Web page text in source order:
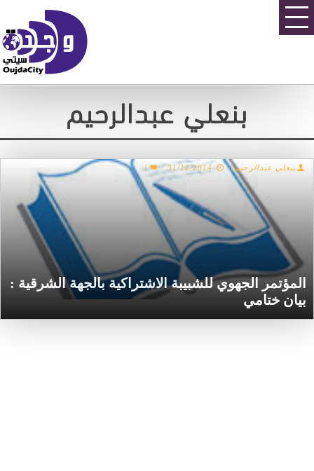
بنعلي عبدالرحيم
المؤتمر الجهوي للشبيبة الاشتراكية بالجهة الشرقية :
بيان ختامي
بنعلي عبدالرحيم /
31/12/2014
/
1